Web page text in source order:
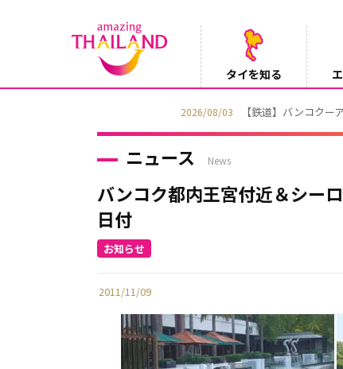
タイを知る
【鉄道】バンコクーアユタヤを結ぶ冷
ニュース News
バンコク都内王宮付近＆シー
日付
2011/11/09